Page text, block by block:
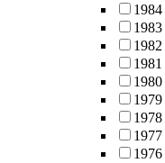
1984
1983
1982
1981
1980
1979
1978
1977
1976